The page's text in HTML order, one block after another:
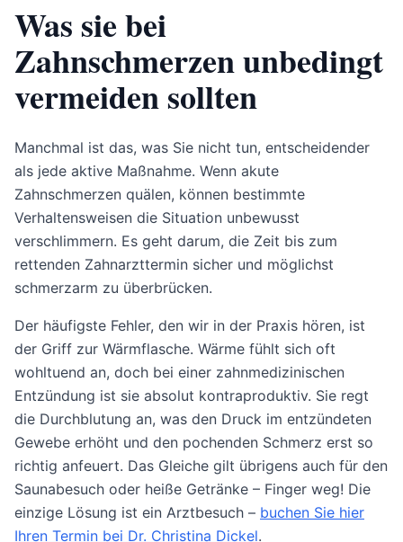
Was sie bei
Zahnschmerzen unbedingt
vermeiden sollten
Manchmal ist das, was Sie nicht tun, entscheidender
als jede aktive Maßnahme. Wenn akute
Zahnschmerzen quälen, können bestimmte
Verhaltensweisen die Situation unbewusst
verschlimmern. Es geht darum, die Zeit bis zum
rettenden Zahnarzttermin sicher und möglichst
schmerzarm zu überbrücken.
Der häufigste Fehler, den wir in der Praxis hören, ist
der Griff zur Wärmflasche. Wärme fühlt sich oft
wohltuend an, doch bei einer zahnmedizinischen
Entzündung ist sie absolut kontraproduktiv. Sie regt
die Durchblutung an, was den Druck im entzündeten
Gewebe erhöht und den pochenden Schmerz erst so
richtig anfeuert. Das Gleiche gilt übrigens auch für den
Saunabesuch oder heiße Getränke – Finger weg! Die
einzige Lösung ist ein Arztbesuch – buchen Sie hier
Ihren Termin bei Dr. Christina Dickel.